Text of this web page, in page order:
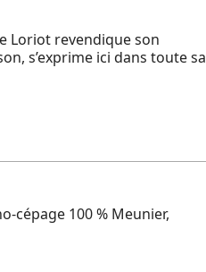
Loriot revendique son
s’exprime ici dans toute sa
cépage 100 % Meunier,